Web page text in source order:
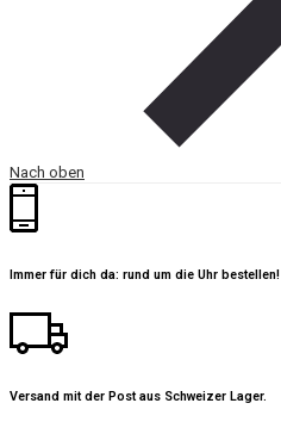
Nach oben
Immer für dich da: rund um die Uhr bestellen!
Versand mit der Post aus Schweizer Lager.